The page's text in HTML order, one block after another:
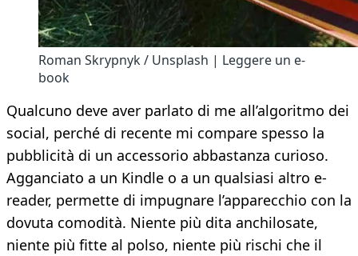
Roman Skrypnyk / Unsplash | Leggere un e-
book
Qualcuno deve aver parlato di me all’algoritmo dei
social, perché di recente mi compare spesso la
pubblicità di un accessorio abbastanza curioso.
Agganciato a un Kindle o a un qualsiasi altro e-
reader, permette di impugnare l’apparecchio con la
dovuta comodità. Niente più dita anchilosate,
niente più fitte al polso, niente più rischi che il